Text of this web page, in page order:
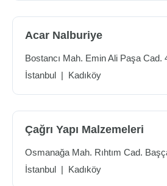
Acar Nalburiye
Bostancı Mah. Emin Ali Paşa Cad.
İstanbul | Kadıköy
Çağrı Yapı Malzemeleri
Osmanağa Mah. Rıhtım Cad.
İstanbul | Kadıköy